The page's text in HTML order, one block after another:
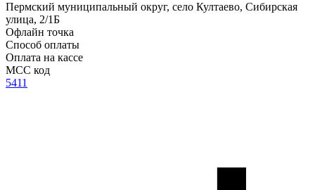
Пермский муниципальный округ, село Култаево, Сибирская
улица, 2/1Б
Офлайн точка
Способ оплаты
Оплата на кассе
MCC код
5411